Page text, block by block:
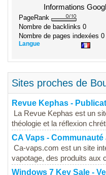
Informations
PageRank
Nombre de backlinks 0
Nombre de pages indexées 0
Langue
Sites proches de
Revue Kephas -
La Revue Kephas est un
théologie et la réflexion
CA Vaps -
Ca-vaps.com est un site
vapotage, des produits aux
Windows 7 Key Sale -